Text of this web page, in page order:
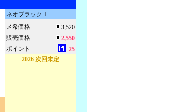
ネオブラック Ｌ
メ希価格
3,520
販売価格
2,550
ポイント
25
2026 次回未定